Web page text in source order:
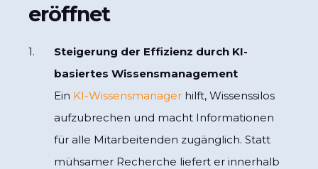
eröffnet
Steigerung der Effizienz durch KI-
basiertes Wissensmanagement
Ein KI-Wissensmanager hilft, Wissenssilos
aufzubrechen und macht Informationen
für alle Mitarbeitenden zugänglich. Statt
mühsamer Recherche liefert er innerhalb